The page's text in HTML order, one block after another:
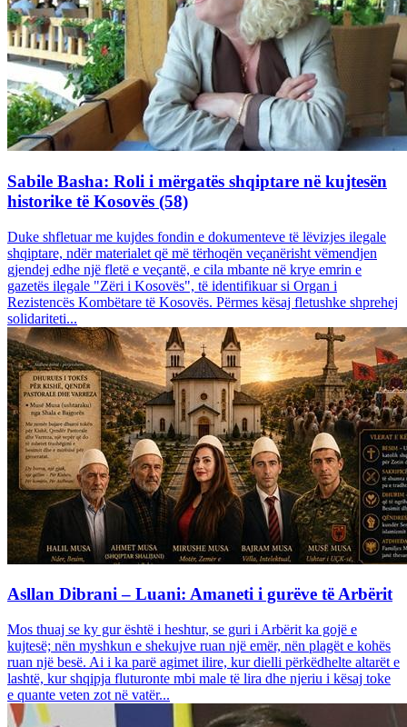
Sabile Basha: Roli i mërgatës shqiptare në kujtesën
historike të Kosovës (58)
Duke shfletuar me kujdes fondin e dokumenteve të lëvizjes ilegale
shqiptare, ndër materialet që më tërhoqën veçanërisht vëmendjen
gjendej edhe një fletë e veçantë, e cila mbante në krye emrin e
gazetës ilegale "Zëri i Kosovës", të identifikuar si Organ i
Rezistencës Kombëtare të Kosovës. Përmes kësaj fletushke shprehej
solidariteti...
Asllan Dibrani – Luani: Amaneti i gurëve të Arbërit
Mos thuaj se ky gur është i heshtur, se guri i Arbërit ka gojë e
kujtesë; nën myshkun e shekujve ruan një emër, nën plagët e kohës
ruan një besë. Ai i ka parë agimet ilire, kur dielli përkëdhelte altarët e
lashtë, kur shqipja fluturonte mbi male të lira dhe njeriu i kësaj toke
e quante veten zot në vatër...